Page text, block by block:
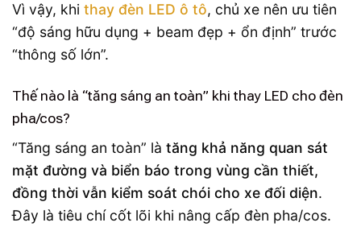
Vì vậy, khi thay đèn LED ô tô, chủ xe nên ưu tiên
“độ sáng hữu dụng + beam đẹp + ổn định” trước
“thông số lớn”.
Thế nào là “tăng sáng an toàn” khi thay LED cho đèn
pha/cos?
“Tăng sáng an toàn” là tăng khả năng quan sát
mặt đường và biển báo trong vùng cần thiết,
đồng thời vẫn kiểm soát chói cho xe đối diện.
Đây là tiêu chí cốt lõi khi nâng cấp đèn pha/cos.